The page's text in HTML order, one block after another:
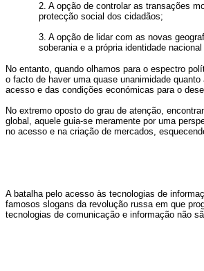
2. A opção de controlar as transações
protecção social dos cidadãos;
3. A opção de lidar com as novas
soberania e a própria identidade
No entanto, quando olhamos para o espectro
o facto de haver uma quase unanimidade
acesso e das condições económicas para o
No extremo oposto do grau de atenção,
global, aquele guia-se meramente por uma
no acesso e na criação de mercados,
A batalha pelo acesso às tecnologias de
famosos slogans da revolução russa em que
tecnologias de comunicação e informação não